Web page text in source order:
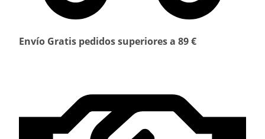
Envío Gratis pedidos superiores a 89 €